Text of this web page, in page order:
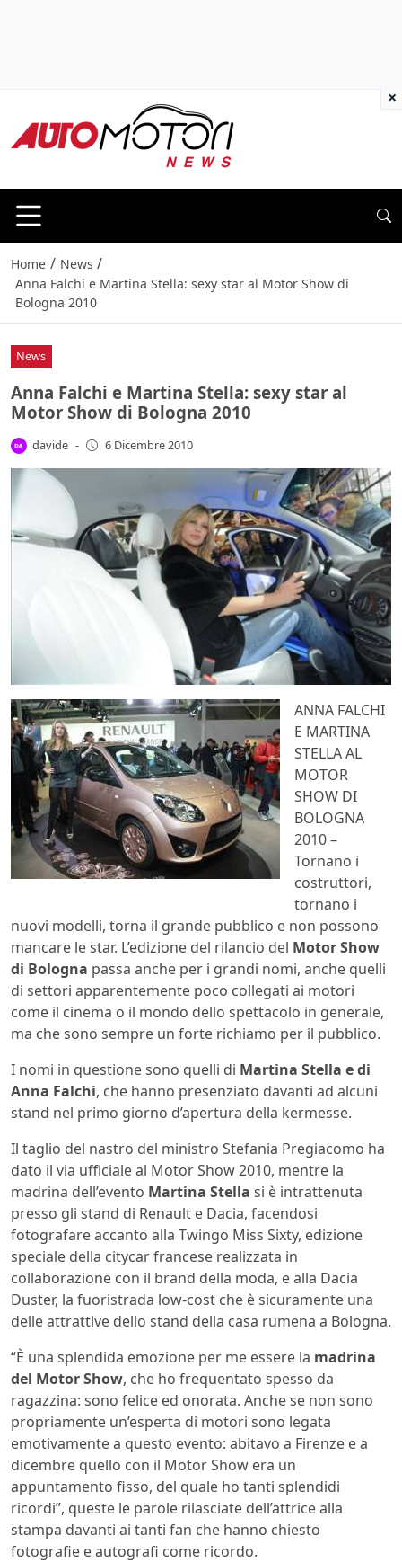
Home / News /
Anna Falchi e Martina Stella: sexy star al Motor Show di
Bologna 2010
News
Anna Falchi e Martina Stella: sexy star al
Motor Show di Bologna 2010
davide - 6 Dicembre 2010
ANNA FALCHI
E MARTINA
STELLA AL
MOTOR
SHOW DI
BOLOGNA
2010 –
Tornano i
costruttori,
tornano i
nuovi modelli, torna il grande pubblico e non possono
mancare le star. L’edizione del rilancio del Motor Show
di Bologna passa anche per i grandi nomi, anche quelli
di settori apparentemente poco collegati ai motori
come il cinema o il mondo dello spettacolo in generale,
ma che sono sempre un forte richiamo per il pubblico.
I nomi in questione sono quelli di Martina Stella e di
Anna Falchi, che hanno presenziato davanti ad alcuni
stand nel primo giorno d’apertura della kermesse.
Il taglio del nastro del ministro Stefania Pregiacomo ha
dato il via ufficiale al Motor Show 2010, mentre la
madrina dell’evento Martina Stella si è intrattenuta
presso gli stand di Renault e Dacia, facendosi
fotografare accanto alla Twingo Miss Sixty, edizione
speciale della citycar francese realizzata in
collaborazione con il brand della moda, e alla Dacia
Duster, la fuoristrada low-cost che è sicuramente una
delle attrattive dello stand della casa rumena a Bologna.
“È una splendida emozione per me essere la madrina
del Motor Show, che ho frequentato spesso da
ragazzina: sono felice ed onorata. Anche se non sono
propriamente un’esperta di motori sono legata
emotivamente a questo evento: abitavo a Firenze e a
dicembre quello con il Motor Show era un
appuntamento fisso, del quale ho tanti splendidi
ricordi”, queste le parole rilasciate dell’attrice alla
stampa davanti ai tanti fan che hanno chiesto
fotografie e autografi come ricordo.
×